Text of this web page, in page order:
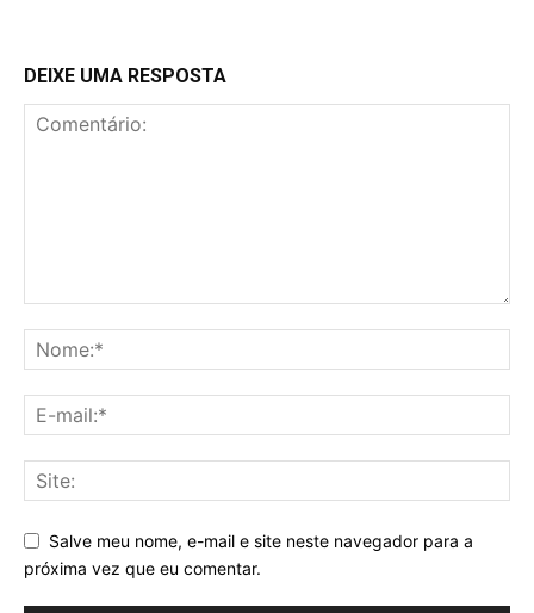
DEIXE UMA RESPOSTA
Salve meu nome, e-mail e site neste navegador para a
próxima vez que eu comentar.